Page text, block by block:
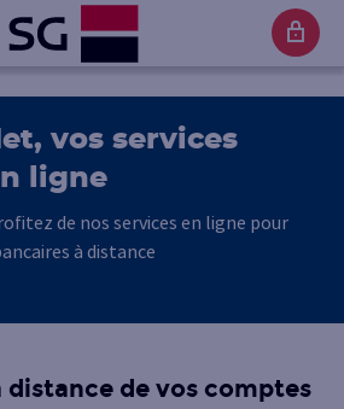
vos services
ligne
de nos services en ligne pour
à distance
distance de vos comptes